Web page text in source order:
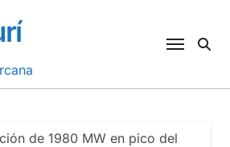
de 1980 MW en pico del